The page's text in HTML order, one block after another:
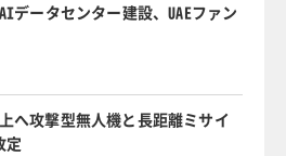
データセンター建設、UAEファン
へ攻撃型無人機と長距離ミサイ
定